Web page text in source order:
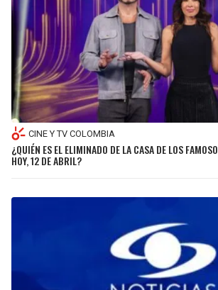
CINE Y TV COLOMBIA
¿QUIÉN ES EL ELIMINADO DE LA CASA DE LOS
HOY, 12 DE ABRIL?